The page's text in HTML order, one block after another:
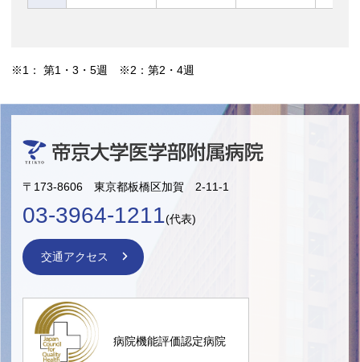
※1： 第1・3・5週 ※2：第2・4週
〒173-8606 東京都板橋区加賀 2-11-1
03-3964-1211(代表)
交通アクセス
病院機能評価認定病院